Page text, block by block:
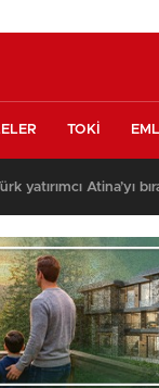
TOKİ
yatırımcı Atina’yı